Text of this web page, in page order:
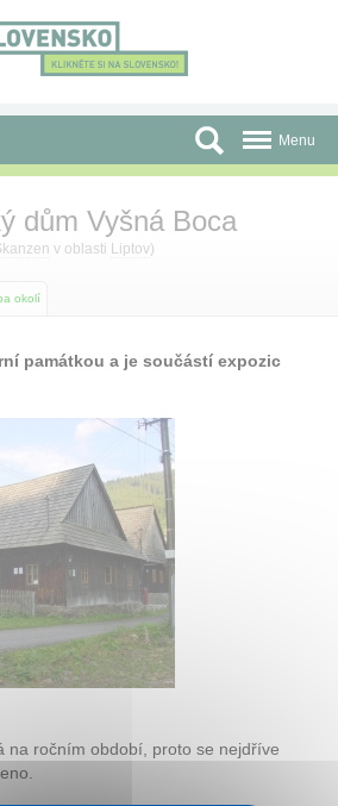
Menu
dům Vyšná Boca
v oblasti Liptov)
okolí
památkou a je součástí expozic
na ročním období, proto se nejdříve